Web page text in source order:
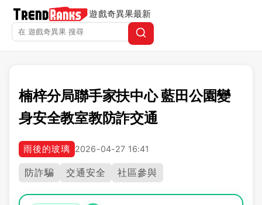
遊戲奇異果最新
楠梓分局聯手家扶中心 藍田公園變
身安全教室教防詐交通
雨後的玻璃 2026-04-27 16:41
防詐騙 交通安全 社區參與